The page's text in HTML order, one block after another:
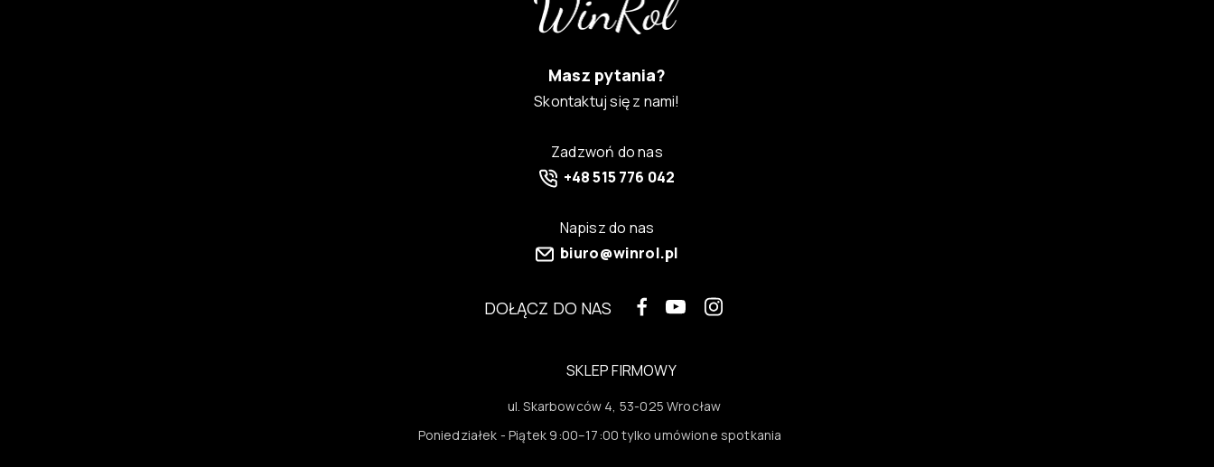
Masz pytania?
Skontaktuj się z nami!
Zadzwoń do nas
+48 515 776 042
Napisz do nas
biuro@winrol.pl
DOŁĄCZ DO NAS
SKLEP FIRMOWY
ul. Skarbowców 4, 53-025 Wrocław
Poniedziałek - Piątek 9:00–17:00 tylko umówione spotkania